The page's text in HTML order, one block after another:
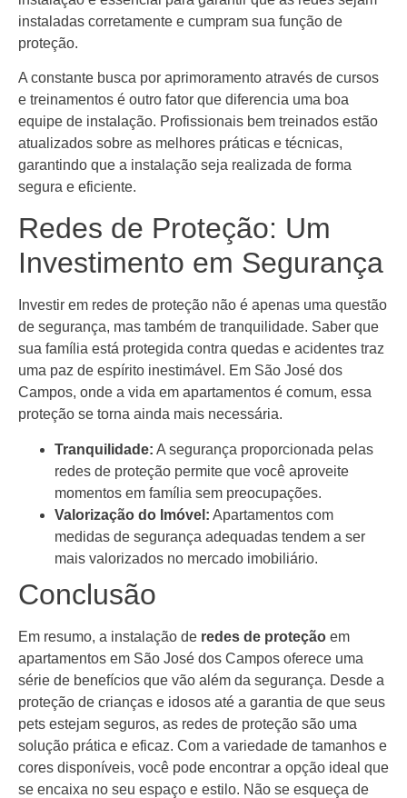
instaladas corretamente e cumpram sua função de
proteção.
A constante busca por aprimoramento através de cursos
e treinamentos é outro fator que diferencia uma boa
equipe de instalação. Profissionais bem treinados estão
atualizados sobre as melhores práticas e técnicas,
garantindo que a instalação seja realizada de forma
segura e eficiente.
Redes de Proteção: Um
Investimento em Segurança
Investir em redes de proteção não é apenas uma questão
de segurança, mas também de tranquilidade. Saber que
sua família está protegida contra quedas e acidentes traz
uma paz de espírito inestimável. Em São José dos
Campos, onde a vida em apartamentos é comum, essa
proteção se torna ainda mais necessária.
Tranquilidade: A segurança proporcionada pelas
redes de proteção permite que você aproveite
momentos em família sem preocupações.
Valorização do Imóvel: Apartamentos com
medidas de segurança adequadas tendem a ser
mais valorizados no mercado imobiliário.
Conclusão
Em resumo, a instalação de redes de proteção em
apartamentos em São José dos Campos oferece uma
série de benefícios que vão além da segurança. Desde a
proteção de crianças e idosos até a garantia de que seus
pets estejam seguros, as redes de proteção são uma
solução prática e eficaz. Com a variedade de tamanhos e
cores disponíveis, você pode encontrar a opção ideal que
se encaixa no seu espaço e estilo. Não se esqueça de